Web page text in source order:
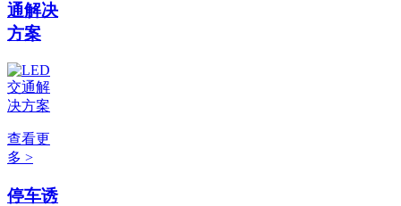
通解决
方案
查看更
多 >
停车诱